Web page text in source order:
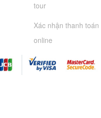
tour
Xác nhận thanh toán
online